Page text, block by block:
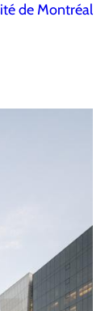
de Montréal